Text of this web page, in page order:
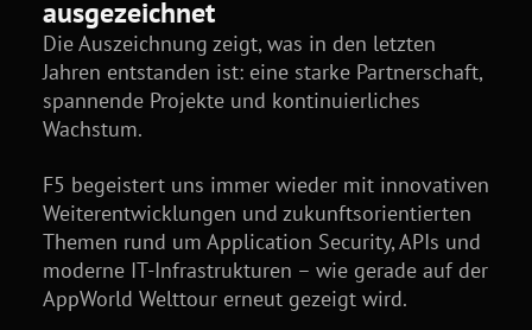
ausgezeichnet
Die Auszeichnung zeigt, was in den letzten
Jahren entstanden ist: eine starke Partnerschaft,
spannende Projekte und kontinuierliches
Wachstum.
F5 begeistert uns immer wieder mit innovativen
Weiterentwicklungen und zukunftsorientierten
Themen rund um Application Security, APIs und
moderne IT-Infrastrukturen – wie gerade auf der
AppWorld Welttour erneut gezeigt wird.